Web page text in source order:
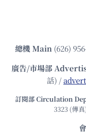
總機Main (626)
廣告/市場部
話) /
訂閱部 Circulation
3323 (傳